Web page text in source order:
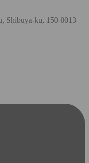
Shibuya-ku, 150-0013